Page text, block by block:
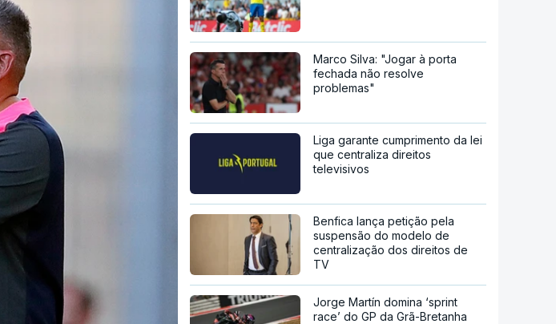
Marco Silva: "Jogar à porta
fechada não resolve
problemas"
Liga garante cumprimento da lei
que centraliza direitos
televisivos
Benfica lança petição pela
suspensão do modelo de
centralização dos direitos de
TV
Jorge Martín domina ‘sprint
race’ do GP da Grã-Bretanha